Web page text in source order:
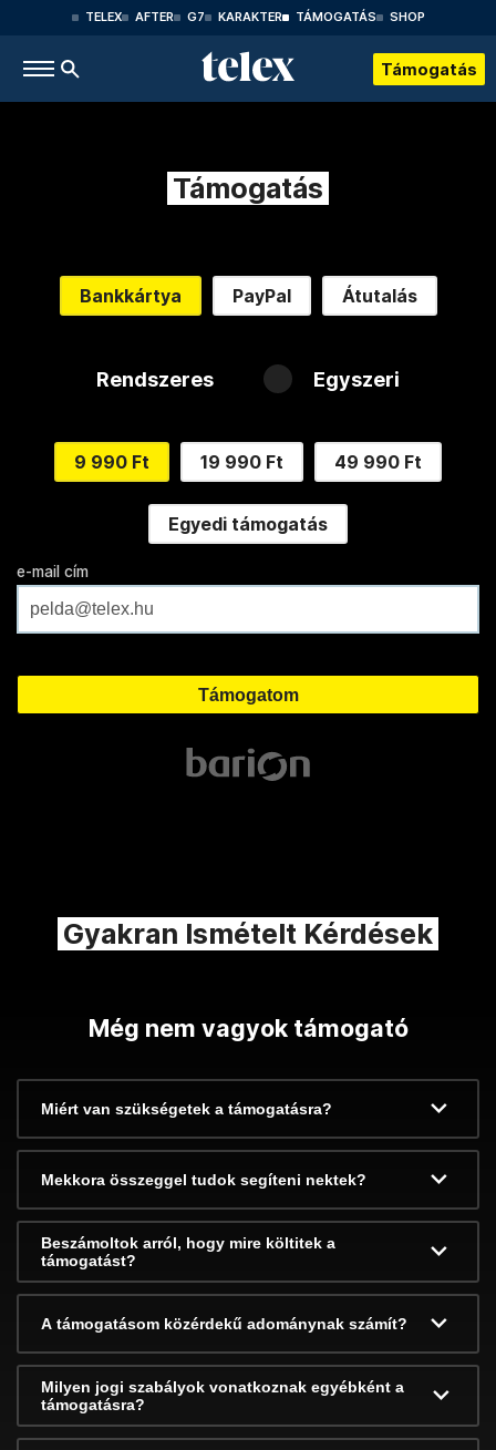
TELEX AFTER G7 KARAKTER TÁMOGATÁS SHOP
Támogatás
Támogatás
Bankkártya PayPal Átutalás
Rendszeres Egyszeri
9 990 Ft 19 990 Ft 49 990 Ft
Egyedi támogatás
e-mail cím
Gyakran Ismételt Kérdések
Még nem vagyok támogató
Miért van szükségetek a támogatásra?
Mekkora összeggel tudok segíteni nektek?
Beszámoltok arról, hogy mire költitek a
támogatást?
A támogatásom közérdekű adománynak számít?
Milyen jogi szabályok vonatkoznak egyébként a
támogatásra?